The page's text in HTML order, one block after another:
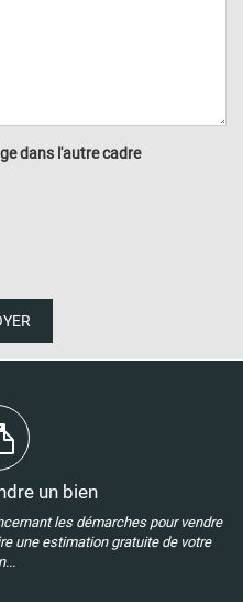
dans l'autre cadre
un bien
les démarches pour vendre
une estimation gratuite de votre